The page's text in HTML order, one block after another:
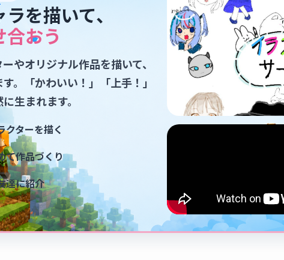
を描いて、
おう
やオリジナル作品を描いて、
。「かわいい！」「上手！」
生まれます。
クターを描く
て作品づくり
達に紹介